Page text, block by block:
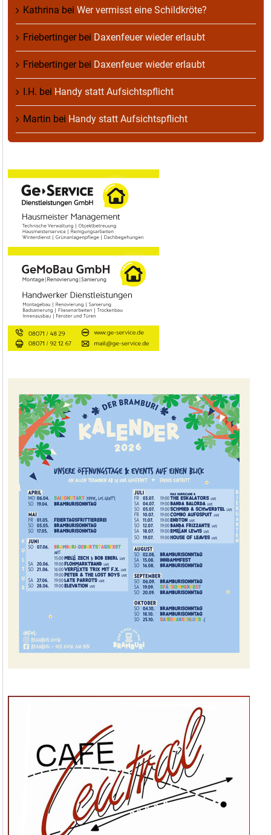
Kathrina bei Wer vermisst eine Schildkröte?
Friebertingerbei Daxenfeuer wieder erlaubt
Friebertingerbei Daxenfeuer wieder erlaubt
I.H. bei Handy statt Aufsichtspflicht
Martin bei Handy statt Aufsichtspflicht